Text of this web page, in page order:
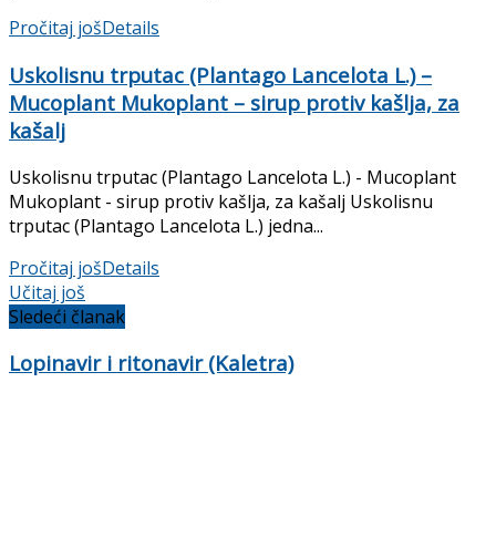
Pročitaj jošDetails
Uskolisnu trputac (Plantago Lancelota L.) –
Mucoplant Mukoplant – sirup protiv kašlja, za
kašalj
Uskolisnu trputac (Plantago Lancelota L.) - Mucoplant
Mukoplant - sirup protiv kašlja, za kašalj Uskolisnu
trputac (Plantago Lancelota L.) jedna...
Pročitaj jošDetails
Učitaj još
Sledeći članak
Lopinavir i ritonavir (Kaletra)